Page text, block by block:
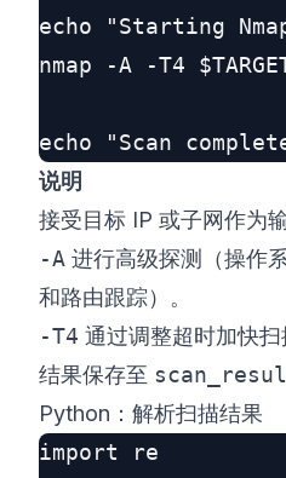
echo "Starting
nmap -A -T4
说明
接受目标 IP 或子网作为
-A 进行高级探测（操作
和路由跟踪）。
-T4 通过调整超时加快扫
结果保存至
Python：解析扫描结果
import re